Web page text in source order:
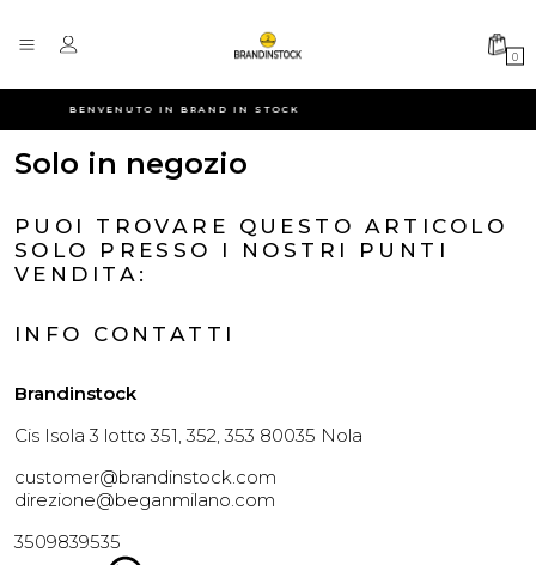
BENVENUTO IN BRAND IN STOCK
0
Solo in negozio
PUOI TROVARE QUESTO ARTICOLO
SOLO PRESSO I NOSTRI PUNTI
VENDITA:
INFO CONTATTI
Brandinstock
Cis Isola 3 lotto 351, 352, 353 80035 Nola
customer@brandinstock.com
direzione@beganmilano.com
3509839535